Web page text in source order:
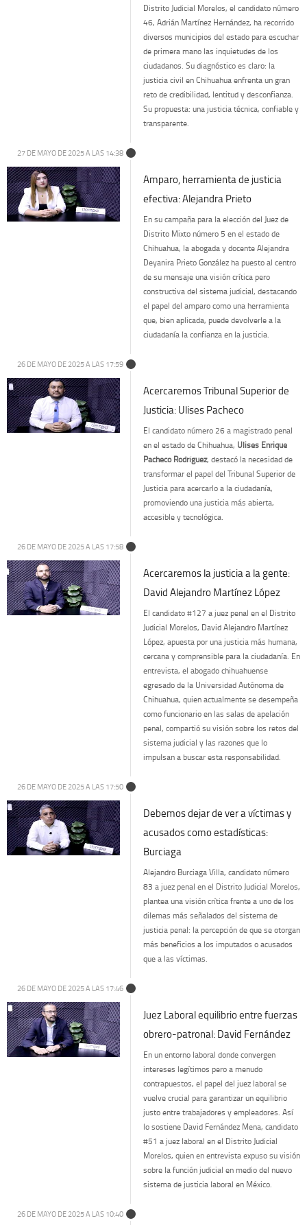
Distrito Judicial Morelos, el candidato número
46, Adrián Martínez Hernández, ha recorrido
diversos municipios del estado para escuchar
de primera mano las inquietudes de los
ciudadanos. Su diagnóstico es claro: la
justicia civil en Chihuahua enfrenta un gran
reto de credibilidad, lentitud y desconfianza.
Su propuesta: una justicia técnica, confiable y
transparente.
27 DE MAYO DE 2025 A LAS 14:38
Amparo, herramienta de justicia
efectiva: Alejandra Prieto
En su campaña para la elección del Juez de
Distrito Mixto número 5 en el estado de
Chihuahua, la abogada y docente Alejandra
Deyanira Prieto González ha puesto al centro
de su mensaje una visión crítica pero
constructiva del sistema judicial, destacando
el papel del amparo como una herramienta
que, bien aplicada, puede devolverle a la
ciudadanía la confianza en la justicia.
26 DE MAYO DE 2025 A LAS 17:59
Acercaremos Tribunal Superior de
Justicia: Ulises Pacheco
El candidato número 26 a magistrado penal
en el estado de Chihuahua, Ulises Enrique
Pacheco Rodríguez, destacó la necesidad de
transformar el papel del Tribunal Superior de
Justicia para acercarlo a la ciudadanía,
promoviendo una justicia más abierta,
accesible y tecnológica.
26 DE MAYO DE 2025 A LAS 17:58
Acercaremos la justicia a la gente:
David Alejandro Martínez López
El candidato #127 a juez penal en el Distrito
Judicial Morelos, David Alejandro Martínez
López, apuesta por una justicia más humana,
cercana y comprensible para la ciudadanía. En
entrevista, el abogado chihuahuense
egresado de la Universidad Autónoma de
Chihuahua, quien actualmente se desempeña
como funcionario en las salas de apelación
penal, compartió su visión sobre los retos del
sistema judicial y las razones que lo
impulsan a buscar esta responsabilidad.
26 DE MAYO DE 2025 A LAS 17:50
Debemos dejar de ver a víctimas y
acusados como estadísticas:
Burciaga
Alejandro Burciaga Villa, candidato número
83 a juez penal en el Distrito Judicial Morelos,
plantea una visión crítica frente a uno de los
dilemas más señalados del sistema de
justicia penal: la percepción de que se otorgan
más beneficios a los imputados o acusados
que a las víctimas.
26 DE MAYO DE 2025 A LAS 17:46
Juez Laboral equilibrio entre fuerzas
obrero-patronal: David Fernández
En un entorno laboral donde convergen
intereses legítimos pero a menudo
contrapuestos, el papel del juez laboral se
vuelve crucial para garantizar un equilibrio
justo entre trabajadores y empleadores. Así
lo sostiene David Fernández Mena, candidato
#51 a juez laboral en el Distrito Judicial
Morelos, quien en entrevista expuso su visión
sobre la función judicial en medio del nuevo
sistema de justicia laboral en México.
26 DE MAYO DE 2025 A LAS 10:40